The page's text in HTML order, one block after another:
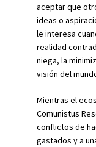
aceptar que
ideas o
le interesa
realidad
niega, la
visión del
Mientras el
Comunistus
conflictos de
gastados y a